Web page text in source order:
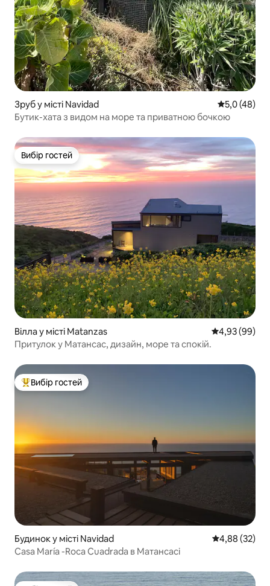
Зруб у місті Navidad Середня
5,0 (48)
Бутик-хата з видом на море та приватною бочкою
Вибір гостей
Вибір гостей
Вілла у місті Matanzas Середня
4,93 (99)
Притулок у Матансас, дизайн, море та спокій.
Топ вибір гостей
Вибір гостей
Будинок у місті Navidad Середня
4,88 (32)
Casa María -Roca Cuadrada в Матансасі